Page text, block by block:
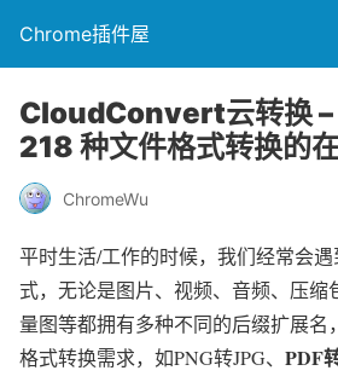
Chrome插件屋
CloudConvert云转换 –
218 种文件格式转换的
ChromeWu
平时生活/工作的时候，我们经常会
式，无论是图片、视频、音频、压缩
量图等都拥有多种不同的后缀扩展名
格式转换需求，如PNG转JPG、 PDF